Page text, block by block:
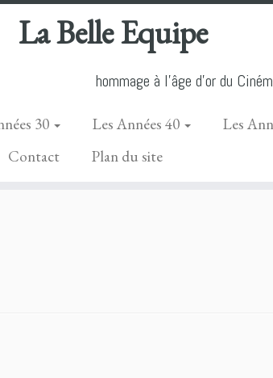
La Belle Equipe
hommage à l'âge d'or du
30 Les Années 40
Les
Contact Plan du site